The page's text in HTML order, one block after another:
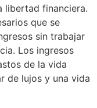
libertad financiera.
que se
sin trabajar
Los ingresos
de la vida
de lujos y una vida